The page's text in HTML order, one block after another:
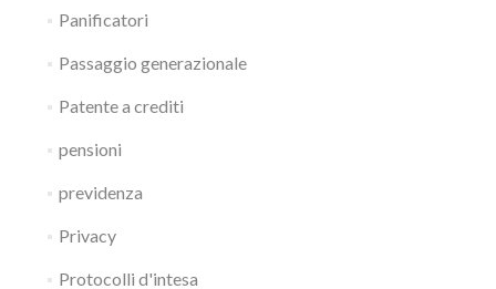
Panificatori
Passaggio generazionale
Patente a crediti
pensioni
previdenza
Privacy
Protocolli d'intesa